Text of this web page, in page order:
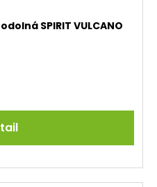
SPIRIT VULCANO